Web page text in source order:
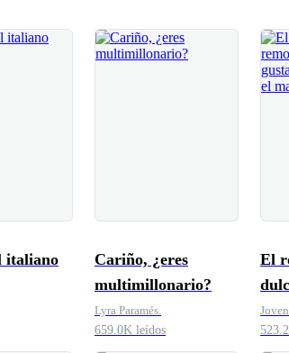
italiano
Cariño, ¿eres
multimillonario?
Lyra Paramés.
659.0K leídos
El
ser